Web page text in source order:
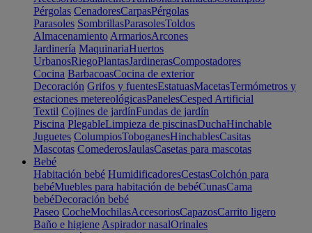
Pérgolas CenadoresCarpasPérgolas
Parasoles SombrillasParasolesToldos
Almacenamiento ArmariosArcones
Jardinería MaquinariaHuertos
UrbanosRiegoPlantasJardinerasCompostadores
Cocina BarbacoasCocina de exterior
Decoración Grifos y fuentesEstatuasMacetasTermómetros y
estaciones metereológicasPanelesCesped Artificial
Textil Cojines de jardínFundas de jardín
Piscina PlegableLimpieza de piscinasDuchaHinchable
Juguetes ColumpiosToboganesHinchablesCasitas
Mascotas ComederosJaulasCasetas para mascotas
Bebé
Habitación bebé HumidificadoresCestasColchón para
bebéMuebles para habitación de bebéCunasCama
bebéDecoración bebé
Paseo CocheMochilasAccesoriosCapazosCarrito ligero
Baño e higiene Aspirador nasalOrinales